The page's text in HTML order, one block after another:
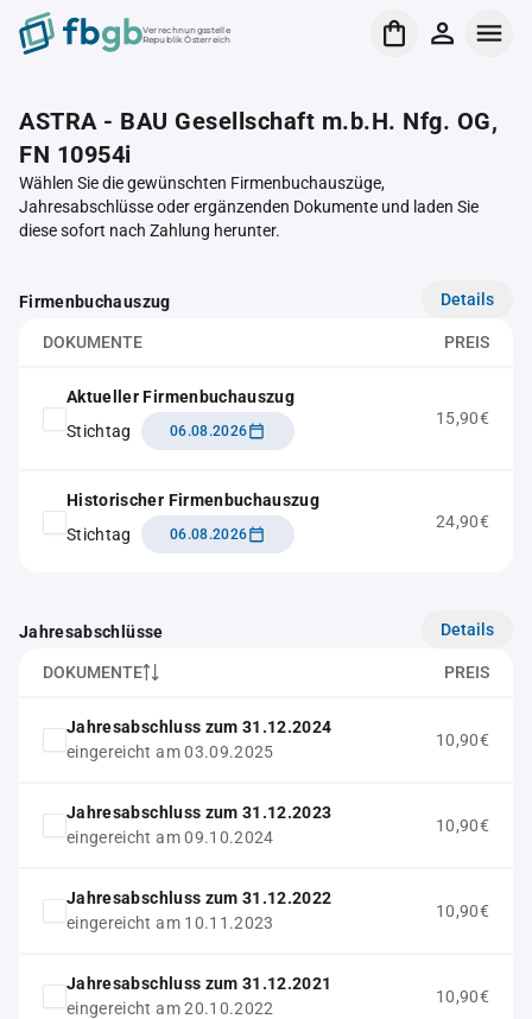
Verrechnungsstelle
Republik Österreich
ASTRA - BAU Gesellschaft m.b.H. Nfg. OG,
FN 10954i
Wählen Sie die gewünschten Firmenbuchauszüge,
Jahresabschlüsse oder ergänzenden Dokumente und laden Sie
diese sofort nach Zahlung herunter.
Firmenbuchauszug Details
DOKUMENTE PREIS
Aktueller Firmenbuchauszug
Stichtag
06.08.2026
15,90€
Historischer Firmenbuchauszug
Stichtag
06.08.2026
24,90€
Jahresabschlüsse Details
DOKUMENTE PREIS
Jahresabschluss zum 31.12.2024
eingereicht am 03.09.2025
10,90€
Jahresabschluss zum 31.12.2023
eingereicht am 09.10.2024
10,90€
Jahresabschluss zum 31.12.2022
eingereicht am 10.11.2023
10,90€
Jahresabschluss zum 31.12.2021
eingereicht am 20.10.2022
10,90€